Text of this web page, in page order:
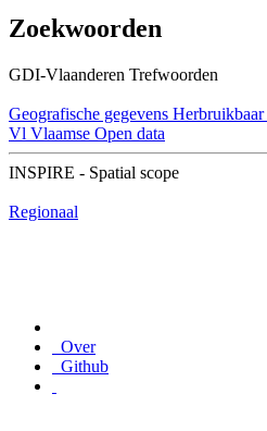
Zoekwoorden
GDI-Vlaanderen Trefwoorden
Geografische gegevens Herbruikbaar
Vl Vlaamse Open data
INSPIRE - Spatial scope
Regionaal
Over
Github